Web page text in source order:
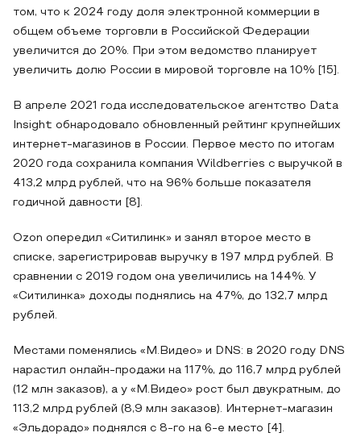
том, что к 2024 году доля электронной коммерции в
общем объеме торговли в Российской Федерации
увеличится до 20%. При этом ведомство планирует
увеличить долю России в мировой торговле на 10% [15].
В апреле 2021 года исследовательское агентство Data
Insight обнародовало обновленный рейтинг крупнейших
интернет-магазинов в России. Первое место по итогам
2020 года сохранила компания Wildberries с выручкой в
413,2 млрд рублей, что на 96% больше показателя
годичной давности [8].
Ozon опередил «Ситилинк» и занял второе место в
списке, зарегистрировав выручку в 197 млрд рублей. В
сравнении с 2019 годом она увеличились на 144%. У
«Ситилинка» доходы поднялись на 47%, до 132,7 млрд
рублей.
Местами поменялись «М.Видео» и DNS: в 2020 году DNS
нарастил онлайн-продажи на 117%, до 116,7 млрд рублей
(12 млн заказов), а у «М.Видео» рост был двукратным, до
113,2 млрд рублей (8,9 млн заказов). Интернет-магазин
«Эльдорадо» поднялся с 8-го на 6-е место [4].